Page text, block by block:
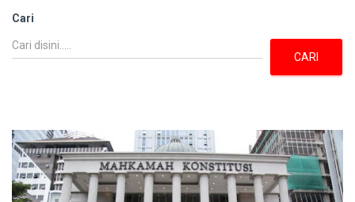
Cari
CARI